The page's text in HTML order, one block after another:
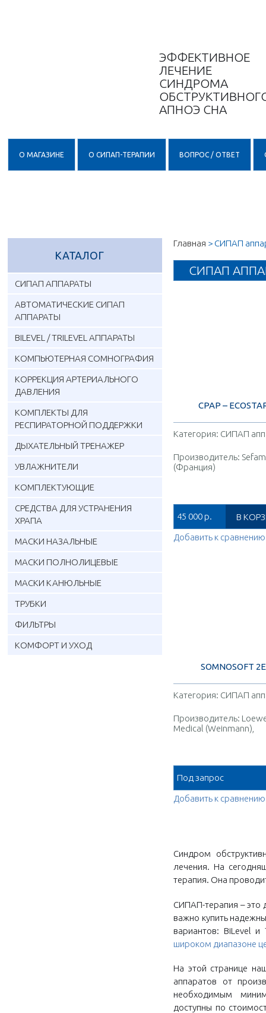
ЭФФЕКТИВНОЕ
ЛЕЧЕНИЕ
СИНДРОМА
АПНОЭ СНА
О МАГАЗИНЕ О СИПАП-ТЕРАПИИ ВОПРОС / ОТВЕТ
КАТАЛОГ
ОБОРУДОВАНИЯ
СИПАП АППАРАТЫ
АВТОМАТИЧЕСКИЕ СИПАП
АППАРАТЫ
BILEVEL / TRILEVEL АППАРАТЫ
КОМПЬЮТЕРНАЯ СОМНОГРАФИЯ
КОРРЕКЦИЯ АРТЕРИАЛЬНОГО
ДАВЛЕНИЯ
КОМПЛЕКТЫ ДЛЯ
РЕСПИРАТОРНОЙ ПОДДЕРЖКИ
ДЫХАТЕЛЬНЫЙ ТРЕНАЖЕР
УВЛАЖНИТЕЛИ
КОМПЛЕКТУЮЩИЕ
СРЕДСТВА ДЛЯ УСТРАНЕНИЯ
ХРАПА
МАСКИ НАЗАЛЬНЫЕ
МАСКИ ПОЛНОЛИЦЕВЫЕ
МАСКИ КАНЮЛЬНЫЕ
ТРУБКИ
ФИЛЬТРЫ
КОМФОРТ И УХОД
Главная > СИПАП
СИПАП
CPAP –
Категория: СИПАП
Производитель: Sefam
(Франция)
45 000р.
Добавить к сравнению
SOMNOSOFT 2E
Категория: СИПАП
Производитель:
Medical (Weinmann),
Под запрос
Добавить к сравнению
Синдром
лечения. На
терапия. Она
СИПАП-терапия – это
важно купить
вариантов: BiLevel и
широком диапазоне
На этой странице
аппаратов от
необходимым
доступны по